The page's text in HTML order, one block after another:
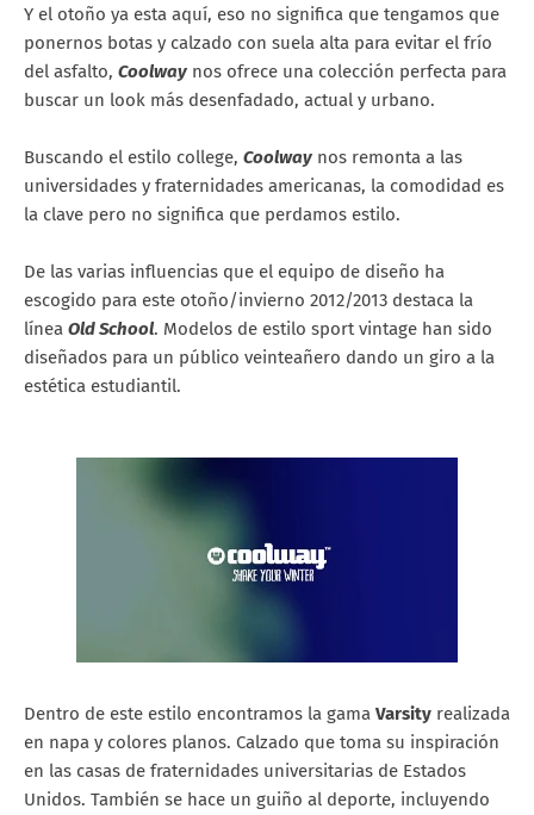
Y el otoño ya esta aquí, eso no significa que tengamos que
ponernos botas y calzado con suela alta para evitar el frío
del asfalto, Coolway nos ofrece una colección perfecta para
buscar un look más desenfadado, actual y urbano.
Buscando el estilo college, Coolway nos remonta a las
universidades y fraternidades americanas, la comodidad es
la clave pero no significa que perdamos estilo.
De las varias influencias que el equipo de diseño ha
escogido para este otoño/invierno 2012/2013 destaca la
línea Old School. Modelos de estilo sport vintage han sido
diseñados para un público veinteañero dando un giro a la
estética estudiantil.
Dentro de este estilo encontramos la gama Varsity realizada
en napa y colores planos. Calzado que toma su inspiración
en las casas de fraternidades universitarias de Estados
Unidos. También se hace un guiño al deporte, incluyendo